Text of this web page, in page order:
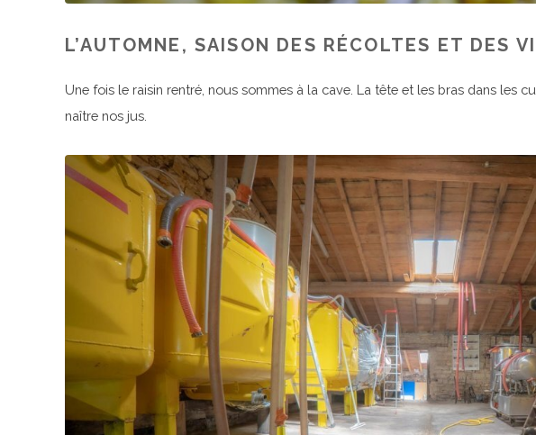
L’AUTOMNE, SAISON DES RÉCOLTES ET DES
Une fois le raisin rentré, nous sommes à la cave. La tête et les bras dans les
naître nos jus.